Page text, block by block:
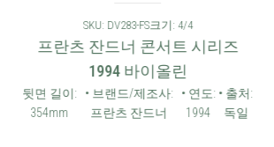
SKU: DV283-FS크기: 4/4
프란츠 잔드너 콘서트 시리즈
1994 바이올린
뒷면 길이:
354mm
• 브랜드/제조사:
프란츠 잔드너
• 연도:
1994
• 출처:
독일